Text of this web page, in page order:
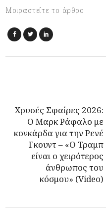
Μοιραστείτε το άρθρο
Χρυσές Σφαίρες 2026:
Ο Μαρκ Ράφαλο με
κονκάρδα για την Ρενέ
Γκουντ – «Ο Τραμπ
είναι ο χειρότερος
άνθρωπος του
κόσμου» (Video)